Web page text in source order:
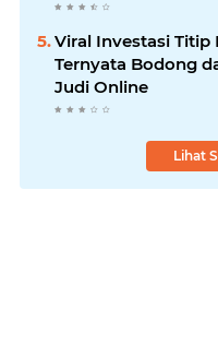
Laksanakan!
Viral Investasi Titip
Ternyata Bodong
Judi Online
Lihat